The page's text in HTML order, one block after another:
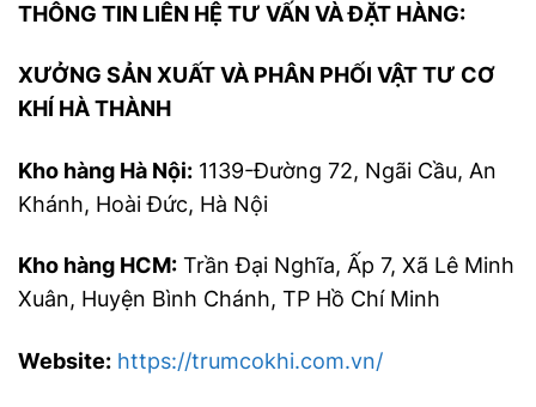
THÔNG TIN LIÊN HỆ TƯ VẤN VÀ ĐẶT HÀNG:
XƯỞNG SẢN XUẤT VÀ PHÂN PHỐI VẬT TƯ CƠ
KHÍ HÀ THÀNH
Kho hàng Hà Nội: 1139-Đường 72, Ngãi Cầu, An
Khánh, Hoài Đức, Hà Nội
Kho hàng HCM: Trần Đại Nghĩa, Ấp 7, Xã Lê Minh
Xuân, Huyện Bình Chánh, TP Hồ Chí Minh
Website: https://trumcokhi.com.vn/